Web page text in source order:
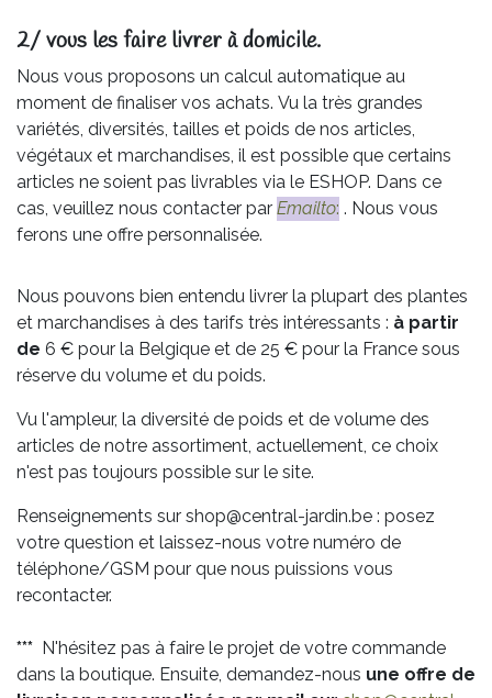
2/ vous les faire livrer à domicile.
Nous vous proposons un calcul automatique au
moment de finaliser vos achats. Vu la très grandes
variétés, diversités, tailles et poids de nos articles,
végétaux et marchandises, il est possible que certains
articles ne soient pas livrables via le ESHOP. Dans ce
cas, veuillez nous contacter par Emailto: . Nous vous
ferons une offre personnalisée.
Nous pouvons bien entendu livrer la plupart des plantes
et marchandises à des tarifs très intéressants : à partir
de 6 € pour la Belgique et de 25 € pour la France sous
réserve du volume et du poids.
Vu l'ampleur, la diversité de poids et de volume des
articles de notre assortiment, actuellement, ce choix
n'est pas toujours possible sur le site.
Renseignements sur shop@central-jardin.be : posez
votre question et laissez-nous votre numéro de
téléphone/GSM pour que nous puissions vous
recontacter.
*** N'hésitez pas à faire le projet de votre commande
dans la boutique. Ensuite, demandez-nous une offre de